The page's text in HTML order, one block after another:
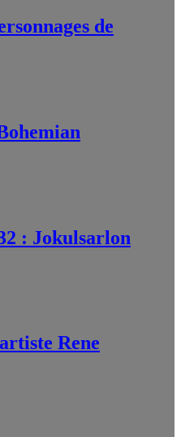
de
: Jokulsarlon
Rene